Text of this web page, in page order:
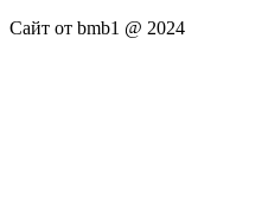
Сайт от bmb1 @ 2024